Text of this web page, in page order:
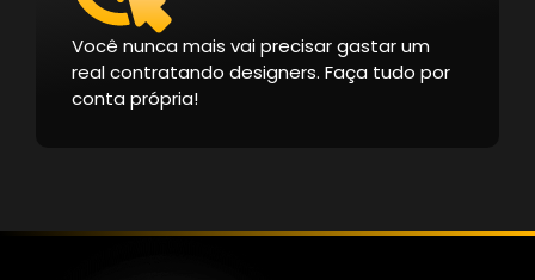
Você nunca mais vai precisar gastar um
real contratando designers. Faça tudo por
conta própria!